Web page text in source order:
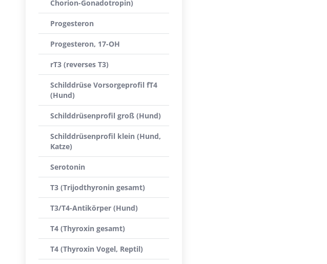
Chorion-Gonadotropin)
Progesteron
Progesteron, 17-OH
rT3 (reverses T3)
Schilddrüse Vorsorgeprofil fT4
(Hund)
Schilddrüsenprofil groß (Hund)
Schilddrüsenprofil klein (Hund,
Katze)
Serotonin
T3 (Trijodthyronin gesamt)
T3/T4-Antikörper (Hund)
T4 (Thyroxin gesamt)
T4 (Thyroxin Vogel, Reptil)